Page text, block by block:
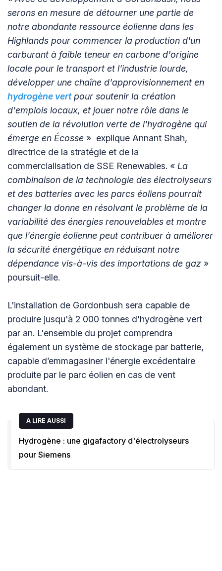
serons en mesure de détourner une partie de
notre abondante ressource éolienne dans les
Highlands pour commencer la production d'un
carburant à faible teneur en carbone d'origine
locale pour le transport et l'industrie lourde,
développer une chaîne d'approvisionnement en
hydrogène vert pour soutenir la création
d'emplois locaux, et jouer notre rôle dans le
soutien de la révolution verte de l'hydrogène qui
émerge en Écosse » explique Annant Shah,
directrice de la stratégie et de la
commercialisation de SSE Renewables. « La
combinaison de la technologie des électrolyseurs
et des batteries avec les parcs éoliens pourrait
changer la donne en résolvant le problème de la
variabilité des énergies renouvelables et montre
que l'énergie éolienne peut contribuer à améliorer
la sécurité énergétique en réduisant notre
dépendance vis-à-vis des importations de gaz »
poursuit-elle.
L'installation de Gordonbush sera capable de
produire jusqu'à 2 000 tonnes d'hydrogène vert
par an. L'ensemble du projet comprendra
également un système de stockage par batterie,
capable d’emmagasiner l'énergie excédentaire
produite par le parc éolien en cas de vent
abondant.
A LIRE AUSSI
Hydrogène : une gigafactory d'électrolyseurs
pour Siemens